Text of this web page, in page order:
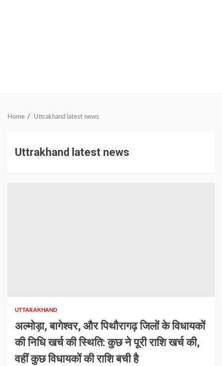
Home Uttrakhand latest news
Uttrakhand latest news
UTTARAKHAND
अल्मोड़ा, बागेश्वर, और पिथौरागढ़ जिलों के विधायकों
की निधि खर्च की स्थिति: कुछ ने पूरी राशि खर्च की,
वहीं कुछ विधायकों की राशि बची है